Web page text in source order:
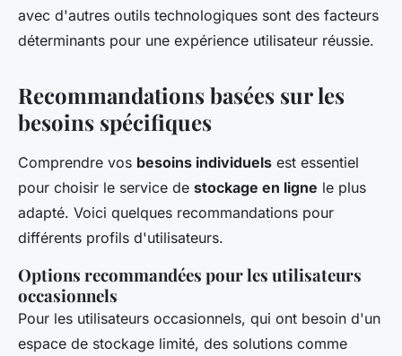
avec d'autres outils technologiques sont des facteurs
déterminants pour une expérience utilisateur réussie.
Recommandations basées sur les
besoins spécifiques
Comprendre vos besoins individuels est essentiel
pour choisir le service de stockage en ligne le plus
adapté. Voici quelques recommandations pour
différents profils d'utilisateurs.
Options recommandées pour les utilisateurs
occasionnels
Pour les utilisateurs occasionnels, qui ont besoin d'un
espace de stockage limité, des solutions comme